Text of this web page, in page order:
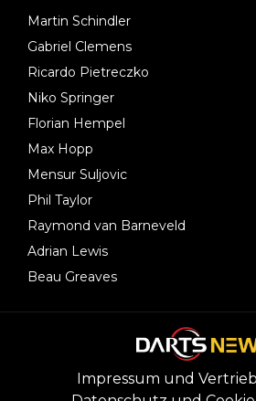
Martin Schindler
Gabriel Clemens
Ricardo Pietreczko
Niko Springer
Florian Hempel
Max Hopp
Mensur Suljovic
Phil Taylor
Raymond van Barneveld
Adrian Lewis
Beau Greaves
Impressum und Vertrieb